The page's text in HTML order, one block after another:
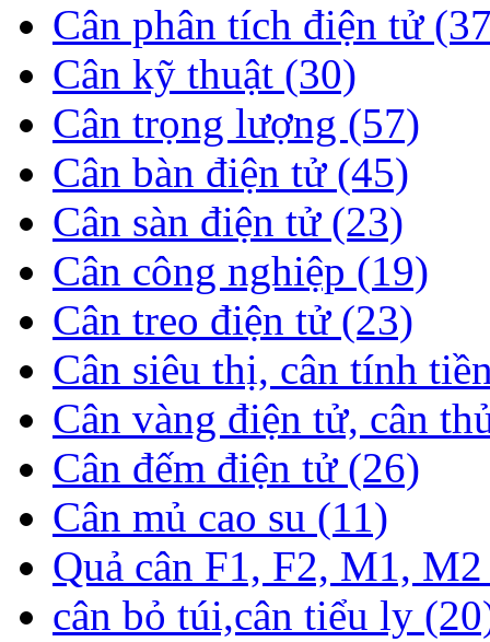
Cân phân tích điện tử
Cân kỹ thuật (30)
Cân trọng lượng (57)
Cân bàn điện tử (45)
Cân sàn điện tử (23)
Cân công nghiệp (19)
Cân treo điện tử (23)
Cân siêu thị, cân tính
Cân vàng điện tử, cân
Cân đếm điện tử (26)
Cân mủ cao su (11)
Quả cân F1, F2, M1,
cân bỏ túi,cân tiểu ly